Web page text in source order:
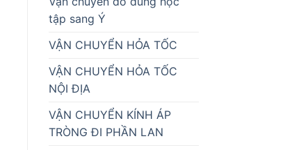
tập sang Ý
VẬN CHUYỂN HỎA TỐC
VẬN CHUYỂN HỎA TỐC
NỘI ĐỊA
VẬN CHUYỂN KÍNH ÁP
TRÒNG ĐI PHẦN LAN